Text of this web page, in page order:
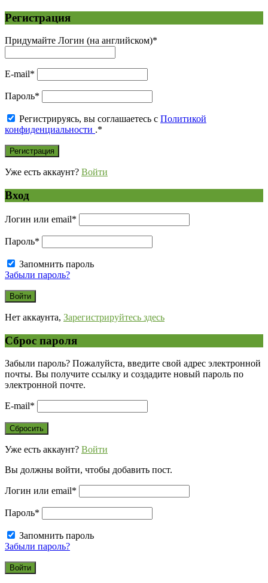
Регистрация
Придумайте Логин (на английском)*
E-mail*
Пароль*
Регистрируясь, вы соглашаетесь с Политикой
конфиденциальности .*
Уже есть аккаунт? Войти
Вход
Логин или email*
Пароль*
Запомнить пароль
Забыли пароль?
Нет аккаунта, Зарегистрируйтесь здесь
Сброс пароля
Забыли пароль? Пожалуйста, введите свой адрес электронной
почты. Вы получите ссылку и создадите новый пароль по
электронной почте.
E-mail*
Уже есть аккаунт? Войти
Вы должны войти, чтобы добавить пост.
Логин или email*
Пароль*
Запомнить пароль
Забыли пароль?